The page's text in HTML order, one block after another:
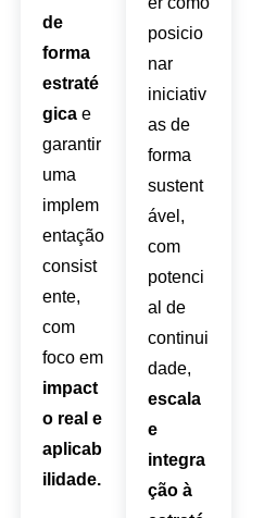
de
forma
estraté
gica e
garantir
uma
implem
entação
consist
ente,
com
foco em
impact
o real e
aplicab
ilidade.
posicio
nar
iniciativ
as de
forma
sustent
ável,
com
potenci
al de
continui
dade,
escala
e
integra
ção à